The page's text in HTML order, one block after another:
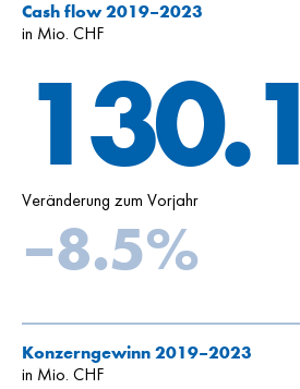
Cash flow 2019–2023
in Mio. CHF
130.1
Veränderung zum Vorjahr
–8.5%
Konzerngewinn 2019–2023
in Mio. CHF